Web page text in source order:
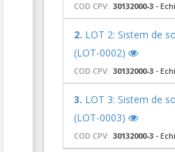
COD CPV: 30132000-3 -
2. LOT 2: Sistem de
(LOT-0002)
COD CPV: 30132000-3 -
3. LOT 3: Sistem de
(LOT-0003)
COD CPV: 30132000-3 -